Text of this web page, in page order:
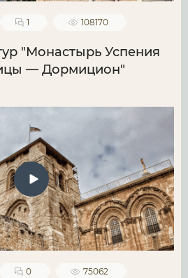
1 108170
"Монастырь Успения
— Дормицион"
0 75062